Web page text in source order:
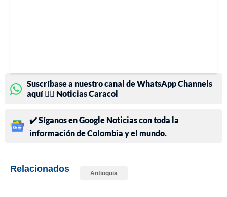
Suscríbase a nuestro canal de WhatsApp Channels
aquí 👉🏻 Noticias Caracol
✔️ Síganos en Google Noticias con toda la
información de Colombia y el mundo.
Relacionados Antioquia